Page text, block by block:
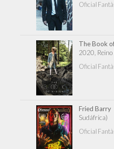
Oficial
The Book
2020, Reino
Oficial
Fried Barry
Sudáfrica)
Oficial